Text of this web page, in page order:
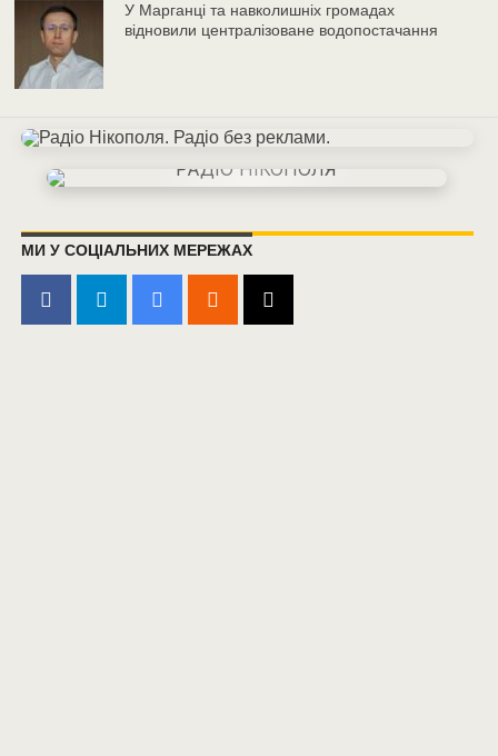
У Марганці та навколишніх громадах
відновили централізоване водопостачання
МИ У СОЦІАЛЬНИХ МЕРЕЖАХ